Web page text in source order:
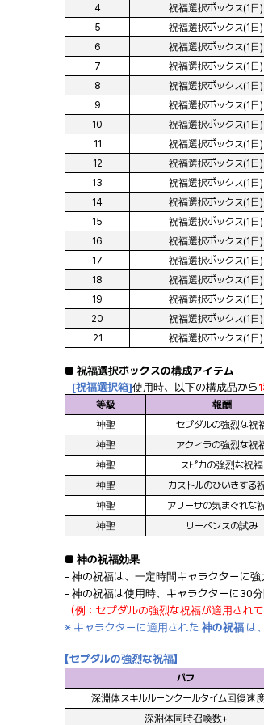
4
祝福選択ボックス(1日)
5
祝福選択ボックス(1日)
6
祝福選択ボックス(1日)
7
祝福選択ボックス(1日)
8
祝福選択ボックス(1日)
9
祝福選択ボックス(1日)
10
祝福選択ボックス(1日)
11
祝福選択ボックス(1日)
12
祝福選択ボックス(1日)
13
祝福選択ボックス(1日)
14
祝福選択ボックス(1日)
15
祝福選択ボックス(1日)
16
祝福選択ボックス(1日)
17
祝福選択ボックス(1日)
18
祝福選択ボックス(1日)
19
祝福選択ボックス(1日)
20
祝福選択ボックス(1日)
21
祝福選択ボックス(1日)
■ 祝福選択ボックスの構成アイテム
- [祝福選択箱]使用時、以下の構成品から
等級 報酬
神聖
セプダルの強烈な祝
神聖
アクィラの強烈な祝
神聖
スピカの強烈な祝福
神聖
カストルのひいきする
神聖
アリーサの気まぐれな
神聖
サーペンスの試み
■ 神の祝福効果
- 神の祝福は、一定時間キャラクターに強
- 神の祝福は使用時、キャラクターに30
（例：セプダルの強烈な祝福が適用され
※ キャラクターに適用された 神の祝福 は
【セプダルの強烈な祝福】
バフ
深淵体スキルルーンクールタイム回復速
深淵体同時召喚数+